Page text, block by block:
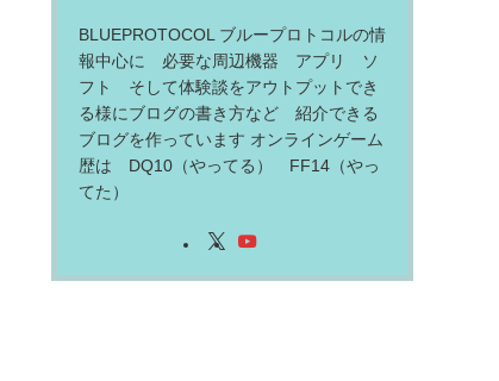
BLUEPROTOCOL ブループロトコルの情
報中心に 必要な周辺機器 アプリ ソ
フト そして体験談をアウトプットでき
る様にブログの書き方など 紹介できる
ブログを作っています オンラインゲーム
歴は DQ10（やってる） FF14（やっ
てた）